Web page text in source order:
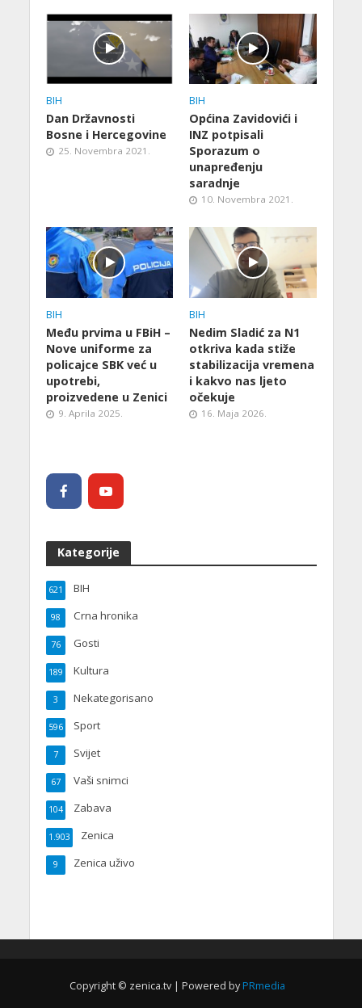
BIH
Dan Državnosti
Bosne i Hercegovine
25. Novembra 2021.
BIH
Općina Zavidovići i
INZ potpisali
Sporazum o
unapređenju
saradnje
10. Novembra 2021.
BIH
Među prvima u FBiH –
Nove uniforme za
policajce SBK već u
upotrebi,
proizvedene u Zenici
9. Aprila 2025.
BIH
Nedim Sladić za N1
otkriva kada stiže
stabilizacija vremena
i kakvo nas ljeto
očekuje
16. Maja 2026.
Kategorije
BIH
621
Crna hronika
98
Gosti
76
Kultura
189
Nekategorisano
3
Sport
596
Svijet
7
Vaši snimci
67
Zabava
104
Zenica
1.903
Zenica uživo
9
Copyright © zenica.tv | Powered by PRmedia